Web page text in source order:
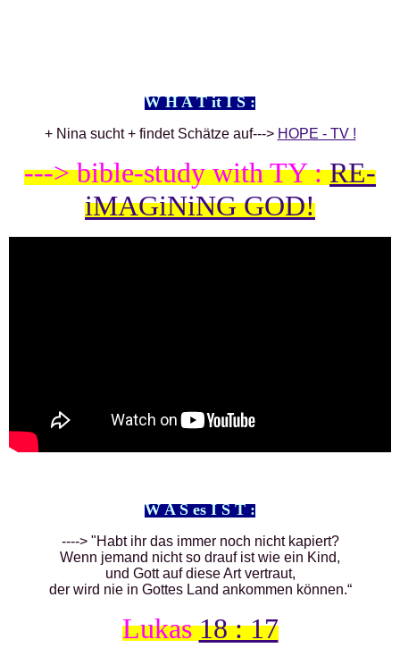
W H A T it I S :
+ Nina sucht + findet Schätze auf---> HOPE - TV !
---> bible-study with TY :RE-
iMAGiNiNG GOD!
W A S es I S T :
----> "Habt ihr das immer noch nicht kapiert?
Wenn jemand nicht so drauf ist wie ein Kind,
und Gott auf diese Art vertraut,
der wird nie in Gottes Land ankommen können.“
Lukas18 : 17